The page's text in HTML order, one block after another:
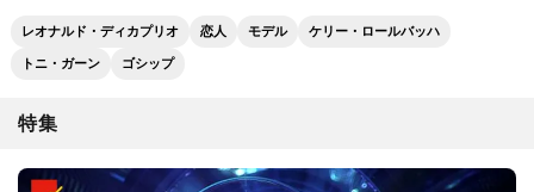
レオナルド・ディカプリオ 恋人 モデル ケリー・ロールバッハ
トニ・ガーン ゴシップ
特集